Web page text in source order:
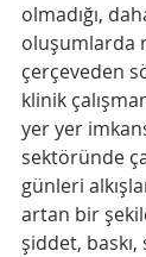
olmadığı,
oluşumlarda
çerçeveden
klinik
yer yer
sektöründe
günleri
artan bir
şiddet, baskı,